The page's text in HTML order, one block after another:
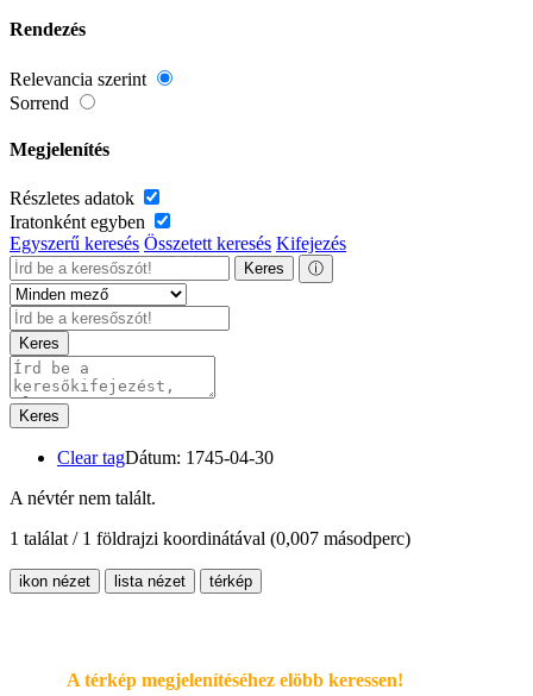
Rendezés
Relevancia szerint
Sorrend
Megjelenítés
Részletes adatok
Iratonként egyben
Egyszerű keresés Összetett keresés Kifejezés
Keres ⓘ
Keres
Keres
Clear tagDátum: 1745-04-30
A névtér nem talált.
1 találat / 1 földrajzi koordinátával (0,007 másodperc)
ikon nézet lista nézet térkép
A térkép megjelenítéséhez elöbb keressen!